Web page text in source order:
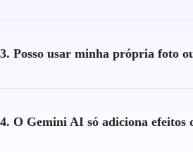
3. Posso usar minha própria foto
4. O Gemini AI só adiciona efeitos